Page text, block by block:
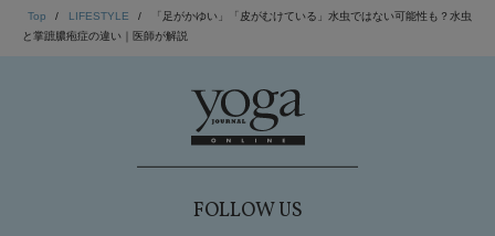
Top LIFESTYLE
「足がかゆい」「皮がむけている」水虫ではない可能性も？水虫
と掌蹠膿疱症の違い｜医師が解説
FOLLOW US